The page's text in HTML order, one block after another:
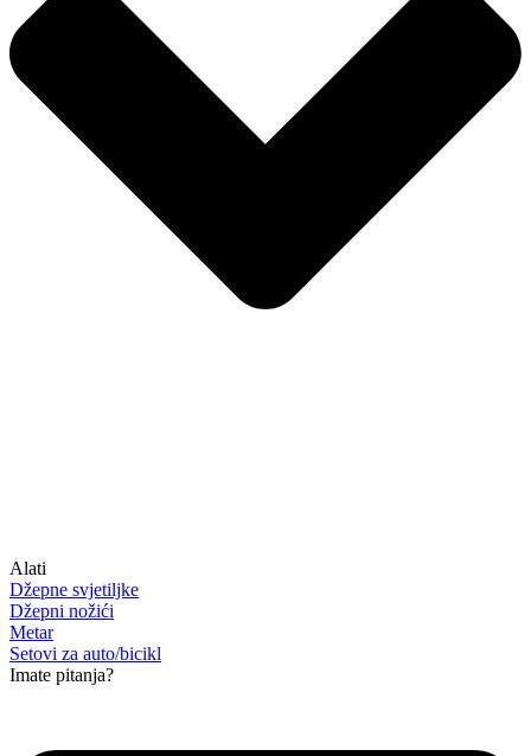
Alati
Džepne svjetiljke
Džepni nožići
Metar
Setovi za auto/bicikl
Imate pitanja?